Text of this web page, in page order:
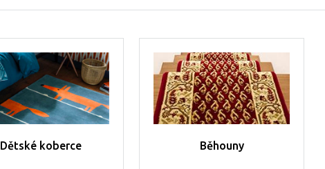
Dětské koberce Běhouny